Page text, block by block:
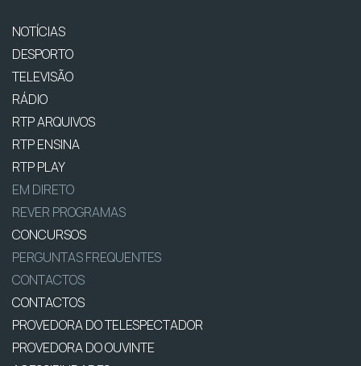
NOTÍCIAS
DESPORTO
TELEVISÃO
RÁDIO
RTP ARQUIVOS
RTP ENSINA
RTP PLAY
EM DIRETO
REVER PROGRAMAS
CONCURSOS
PERGUNTAS FREQUENTES
CONTACTOS
CONTACTOS
PROVEDORA DO TELESPECTADOR
PROVEDORA DO OUVINTE